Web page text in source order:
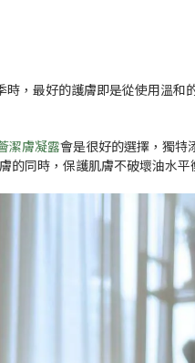
，最好的護膚即是從使用溫和
潔膚凝露會是很好的選擇，獨特
同時，保護肌膚不破壞油水平